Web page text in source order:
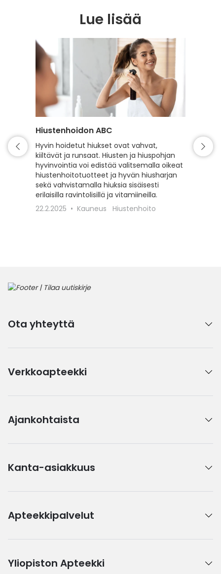
Lue lisää
Hiustenhoidon ABC
Hyvin hoidetut hiukset ovat vahvat,
kiiltävät ja runsaat. Hiusten ja hiuspohjan
hyvinvointia voi edistää valitsemalla oikeat
hiustenhoitotuotteet ja hyvän hiusharjan
sekä vahvistamalla hiuksia sisäisesti
erilaisilla ravintolisillä ja vitamiineilla.
22.2.2025
Kauneus Hiustenhoito
Ota yhteyttä
Verkkoapteekki
Ajankohtaista
Kanta-asiakkuus
Apteekkipalvelut
Yliopiston Apteekki